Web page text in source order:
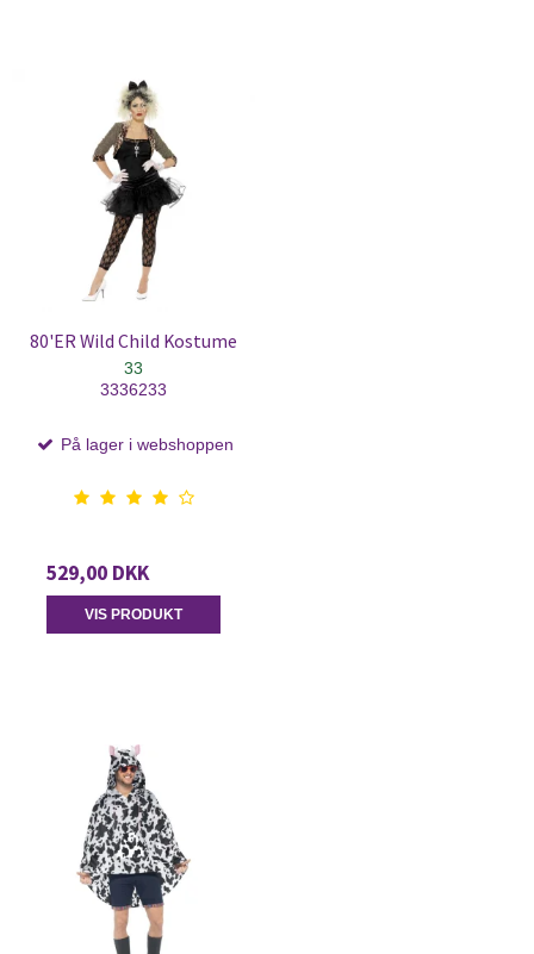
80'ER Wild Child Kostume
33
3336233
På lager i webshoppen
529,00 DKK
VIS PRODUKT